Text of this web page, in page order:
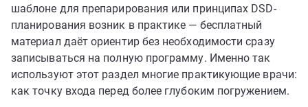
шаблоне для препарирования или принципах DSD-
планирования возник в практике — бесплатный
материал даёт ориентир без необходимости сразу
записываться на полную программу. Именно так
используют этот раздел многие практикующие врачи:
как точку входа перед более глубоким погружением.